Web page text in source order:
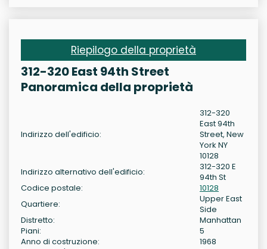
Riepilogo della proprietà
312-320 East 94th Street
Panoramica della proprietà
Indirizzo dell'edificio:
312-320
East 94th
Street, New
York NY
10128
Indirizzo alternativo dell'edificio:
312-320 E
94th St
Codice postale:
10128
Quartiere:
Upper East
Side
Distretto:
Manhattan
Piani:
5
Anno di costruzione:
1968